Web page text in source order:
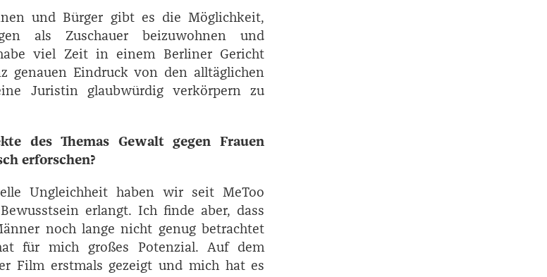
und Bürger gibt es die Möglichkeit,
als Zuschauer beizuwohnen und
viel Zeit in einem Berliner Gericht
genauen Eindruck von den alltäglichen
Juristin glaubwürdig verkörpern zu
des Themas Gewalt gegen Frauen
erforschen?
Ungleichheit haben wir seit MeToo
erlangt. Ich finde aber, dass
noch lange nicht genug betrachtet
für mich großes Potenzial. Auf dem
Film erstmals gezeigt und mich hat es